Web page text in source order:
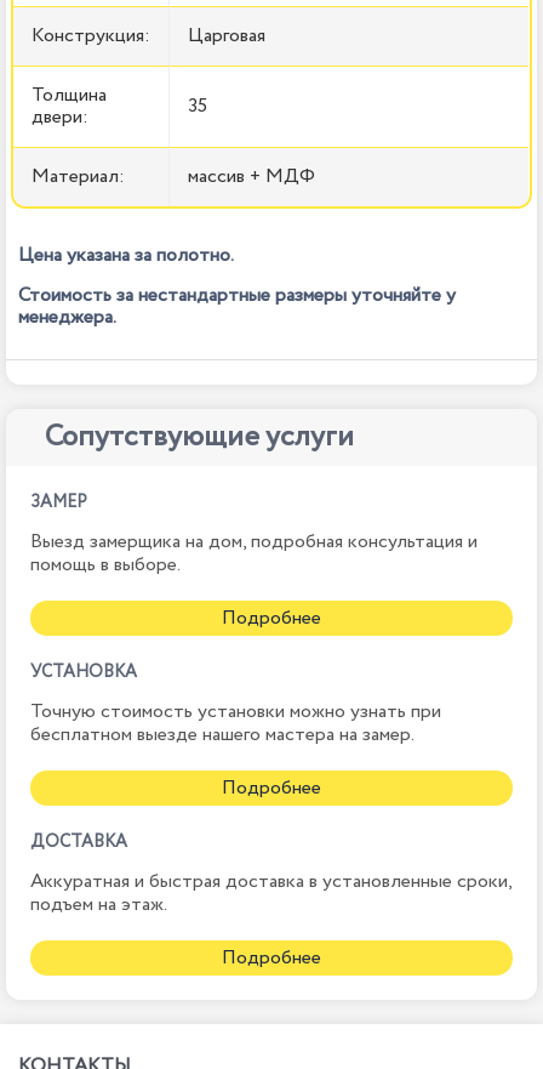
Конструкция: Царговая
Толщина
двери: 35
Материал: массив + МДФ
Цена указана за полотно.
Стоимость за нестандартные размеры уточняйте у
менеджера.
Сопутствующие услуги
ЗАМЕР
Выезд замерщика на дом, подробная консультация и
помощь в выборе.
Подробнее
УСТАНОВКА
Точную стоимость установки можно узнать при
бесплатном выезде нашего мастера на замер.
Подробнее
ДОСТАВКА
Аккуратная и быстрая доставка в установленные сроки,
подъем на этаж.
Подробнее